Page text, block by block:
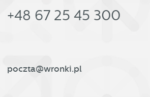
+48 67 25 45 300
poczta@wronki.pl